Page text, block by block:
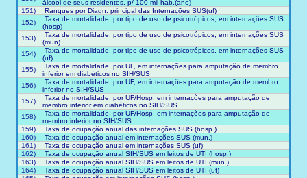
álcool de seus residentes, p/ 100 mil hab.(ano)
151)
Ranques por Diagn. principal das Internações SUS(uf)
152)
Taxa de mortalidade, por tipo de uso de psicotrópicos, em internações SUS
(hosp)
153)
Taxa de mortalidade, por tipo de uso de psicotrópicos, em internações SUS
(mun)
154)
Taxa de mortalidade, por tipo de uso de psicotrópicos, em internações SUS
(uf)
155)
Taxa de mortalidade, por UF, em internações para amputação de membro
inferior em diabéticos no SIH/SUS
156)
Taxa de mortalidade, por UF, em internações para amputação de membro
inferior no SIH/SUS
157)
Taxa de mortalidade, por UF/Hosp, em internações para amputação de
membro inferior em diabéticos no SIH/SUS
158)
Taxa de mortalidade, por UF/Hosp, em internações para amputação de
membro inferior no SIH/SUS
159)
Taxa de ocupação anual das internações SUS (hosp.)
160)
Taxa de ocupação anual em internações SUS (mun.)
161)
Taxa de ocupação anual em internações SUS (uf)
162)
Taxa de ocupação anual SIH/SUS em leitos de UTI (hosp.)
163)
Taxa de ocupação anual SIH/SUS em leitos de UTI (mun.)
164)
Taxa de ocupação anual SIH/SUS em leitos de UTI (uf)